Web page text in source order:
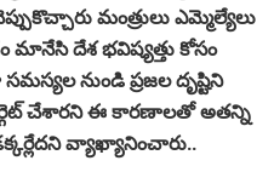
మంత్రులు ఎమ్మెల్యేలు
మానేసి దేశ భవిష్యత్తు కోసం
నుండి ప్రజల దృష్టిని
చేశారని ఈ కారణాలతో అతన్ని
వ్యాఖ్యానించారు..